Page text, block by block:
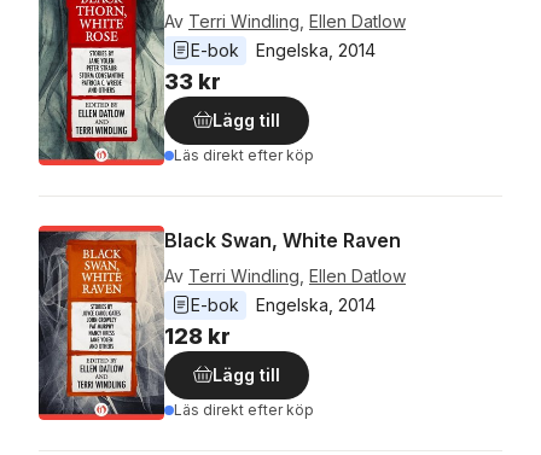
Av Terri Windling Ellen Datlow
E-bok
Engelska 2014
33 kr
Lägg till
Läs direkt efter köp
Black Swan, White Raven
Av Terri Windling Ellen Datlow
E-bok
Engelska 2014
128 kr
Lägg till
Läs direkt efter köp